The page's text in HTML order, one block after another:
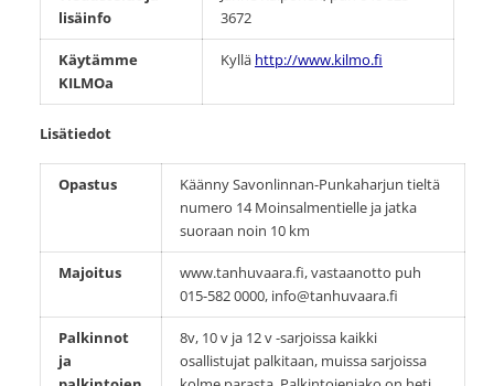
lisäinfo
3672
Käytämme
KILMOa
Kyllä http://www.kilmo.fi
Lisätiedot
Opastus
Käänny Savonlinnan-Punkaharjun tieltä
numero 14 Moinsalmentielle ja jatka
suoraan noin 10 km
Majoitus
www.tanhuvaara.fi, vastaanotto puh
015-582 0000, info@tanhuvaara.fi
Palkinnot
ja
8v, 10 v ja 12 v -sarjoissa kaikki
osallistujat palkitaan, muissa sarjoissa